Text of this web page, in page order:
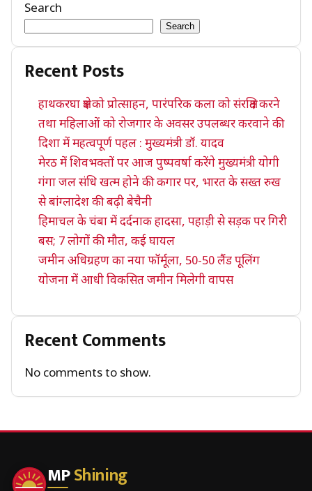
Search
Search
Recent Posts
हाथकरघा क्षेत्र को प्रोत्साहन, पारंपरिक कला को संरक्षित करने
तथा महिलाओं को रोजगार के अवसर उपलब्धर करवाने की
दिशा में महत्वपूर्ण पहल : मुख्यमंत्री डॉ. यादव
मेरठ में शिवभक्तों पर आज पुष्पवर्षा करेंगे मुख्यमंत्री योगी
गंगा जल संधि खत्म होने की कगार पर, भारत के सख्त रुख
से बांग्लादेश की बढ़ी बेचैनी
हिमाचल के चंबा में दर्दनाक हादसा, पहाड़ी से सड़क पर गिरी
बस; 7 लोगों की मौत, कई घायल
जमीन अधिग्रहण का नया फॉर्मूला, 50-50 लैंड पूलिंग
योजना में आधी विकसित जमीन मिलेगी वापस
Recent Comments
No comments to show.
MPShining